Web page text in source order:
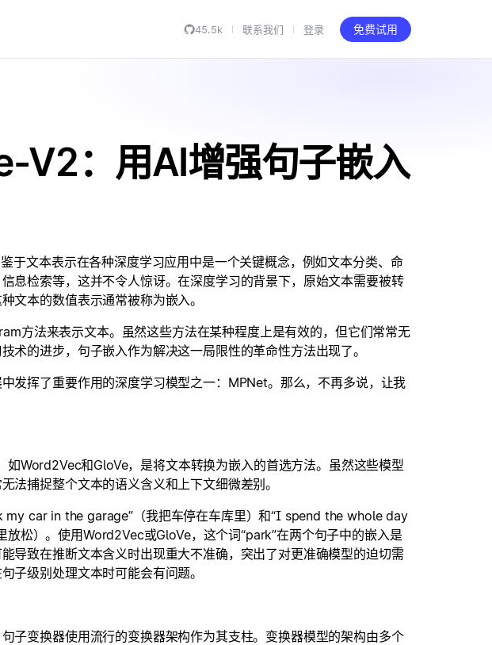
45.5k 联系我们 登录 免费试用
V2：用AI增强句子嵌入
于文本表示在各种深度学习应用中是一个关键概念，例如文本分类、命
息检索等，这并不令人惊讶。在深度学习的背景下，原始文本需要被转
文本的数值表示通常被称为嵌入。
方法来表示文本。虽然这些方法在某种程度上是有效的，但它们常常无
术的进步，句子嵌入作为解决这一局限性的革命性方法出现了。
发挥了重要作用的深度学习模型之一：MPNet。那么，不再多说，让我
Word2Vec和GloVe，是将文本转换为嵌入的首选方法。虽然这些模型
法捕捉整个文本的语义含义和上下文细微差别。
my car in the garage”（我把车停在车库里）和“I spend the whole day
松）。使用Word2Vec或GloVe，这个词“park”在两个句子中的嵌入是
导致在推断文本含义时出现重大不准确，突出了对更准确模型的迫切需
子级别处理文本时可能会有问题。
子变换器使用流行的变换器架构作为其支柱。变换器模型的架构由多个